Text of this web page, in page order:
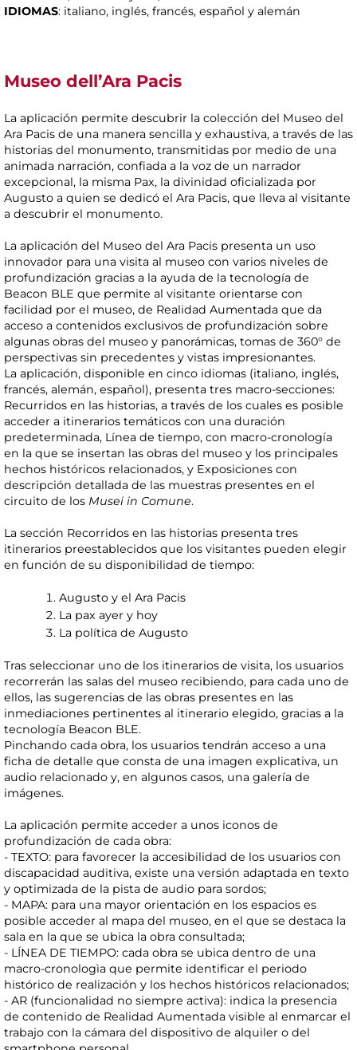
IDIOMAS: italiano, inglés, francés, español y alemán
Museo dell’Ara Pacis
La aplicación permite descubrir la colección del Museo del
Ara Pacis de una manera sencilla y exhaustiva, a través de las
historias del monumento, transmitidas por medio de una
animada narración, confiada a la voz de un narrador
excepcional, la misma Pax, la divinidad oficializada por
Augusto a quien se dedicó el Ara Pacis, que lleva al visitante
a descubrir el monumento.
La aplicación del Museo del Ara Pacis presenta un uso
innovador para una visita al museo con varios niveles de
profundización gracias a la ayuda de la tecnología de
Beacon BLE que permite al visitante orientarse con
facilidad por el museo, de Realidad Aumentada que da
acceso a contenidos exclusivos de profundización sobre
algunas obras del museo y panorámicas, tomas de 360° de
perspectivas sin precedentes y vistas impresionantes.
La aplicación, disponible en cinco idiomas (italiano, inglés,
francés, alemán, español), presenta tres macro-secciones:
Recurridos en las historias, a través de los cuales es posible
acceder a itinerarios temáticos con una duración
predeterminada, Línea de tiempo, con macro-cronología
en la que se insertan las obras del museo y los principales
hechos históricos relacionados, y Exposiciones con
descripción detallada de las muestras presentes en el
circuito de los Musei in Comune.
La sección Recorridos en las historias presenta tres
itinerarios preestablecidos que los visitantes pueden elegir
en función de su disponibilidad de tiempo:
Augusto y el Ara Pacis
La pax ayer y hoy
La política de Augusto
Tras seleccionar uno de los itinerarios de visita, los usuarios
recorrerán las salas del museo recibiendo, para cada uno de
ellos, las sugerencias de las obras presentes en las
inmediaciones pertinentes al itinerario elegido, gracias a la
tecnología Beacon BLE.
Pinchando cada obra, los usuarios tendrán acceso a una
ficha de detalle que consta de una imagen explicativa, un
audio relacionado y, en algunos casos, una galería de
imágenes.
La aplicación permite acceder a unos iconos de
profundización de cada obra:
- TEXTO: para favorecer la accesibilidad de los usuarios con
discapacidad auditiva, existe una versión adaptada en texto
y optimizada de la pista de audio para sordos;
- MAPA: para una mayor orientación en los espacios es
posible acceder al mapa del museo, en el que se destaca la
sala en la que se ubica la obra consultada;
- LÍNEA DE TIEMPO: cada obra se ubica dentro de una
macro-cronologìa que permite identificar el periodo
histórico de realización y los hechos históricos relacionados;
- AR (funcionalidad no siempre activa): indica la presencia
de contenido de Realidad Aumentada visible al enmarcar el
trabajo con la cámara del dispositivo de alquiler o del